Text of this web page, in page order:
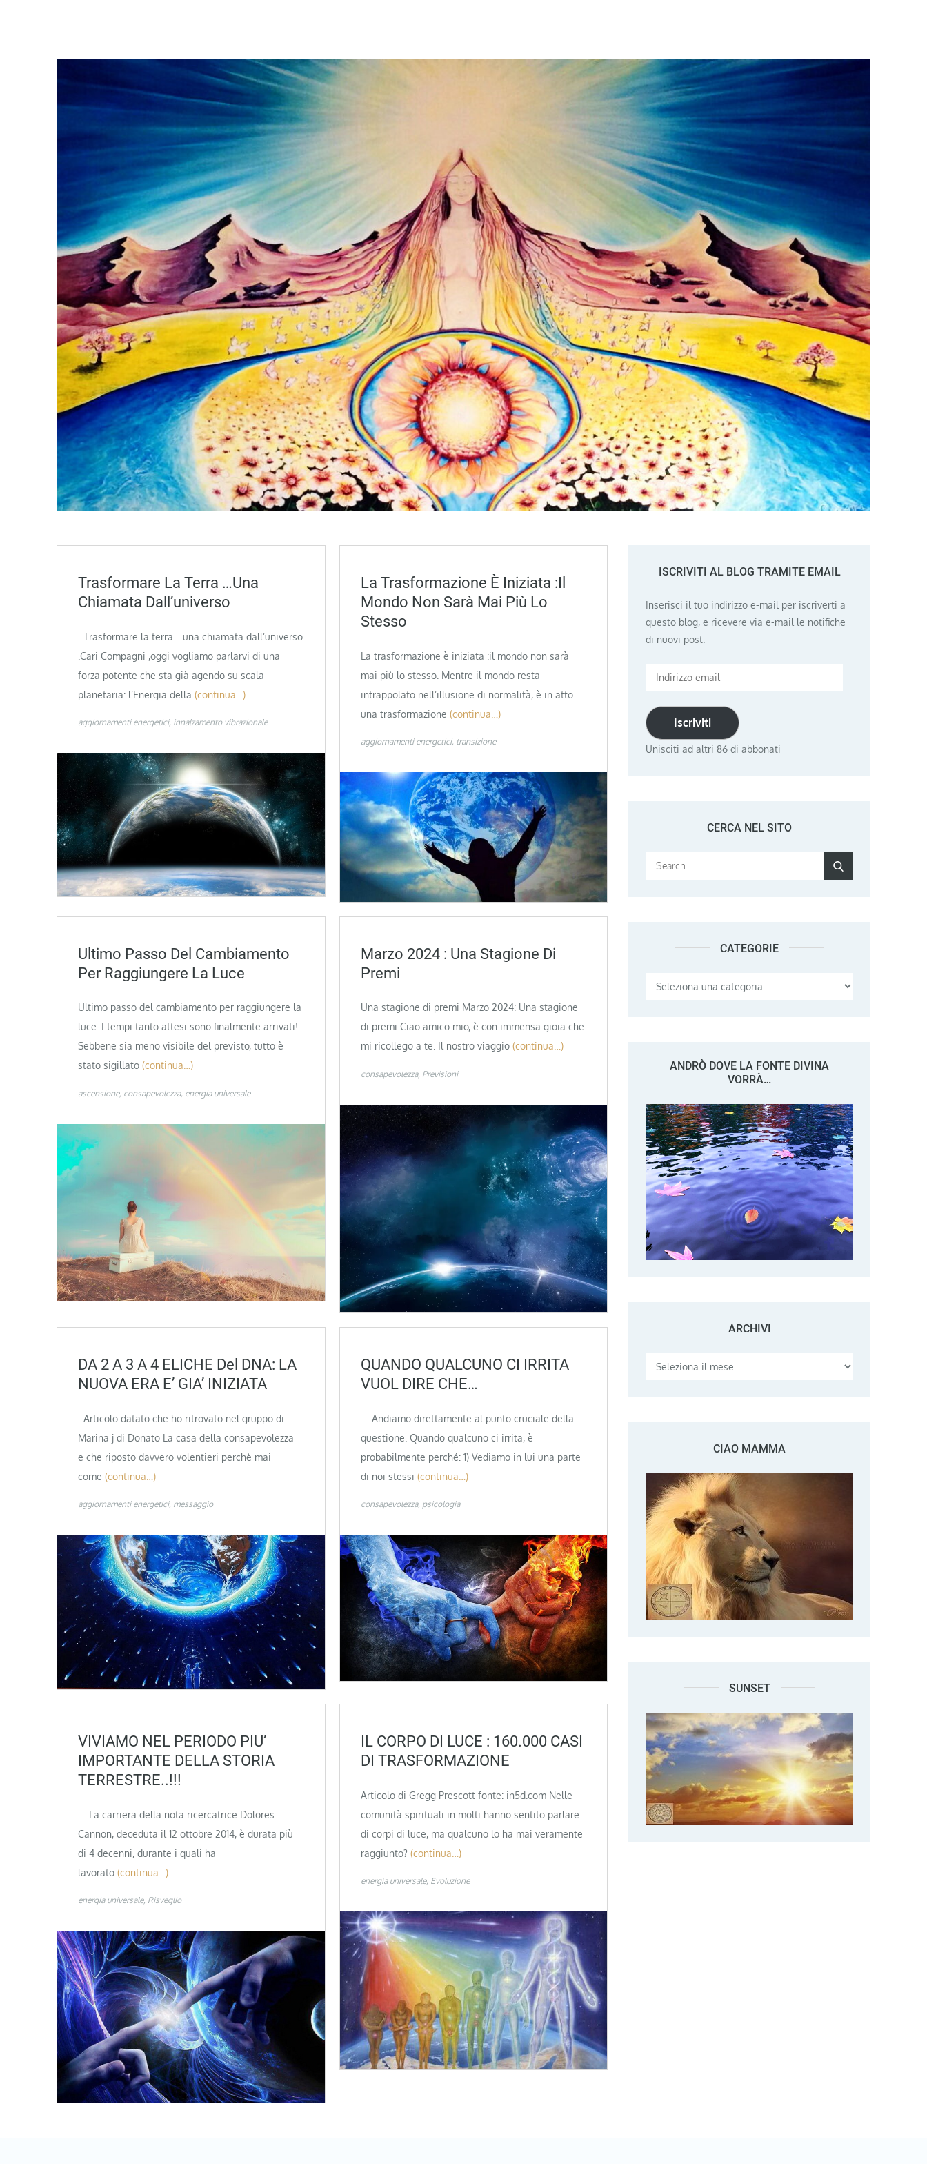
Trasformare La Terra …una
Chiamata Dall’universo
Trasformare la terra …una chiamata dall’universo
.Cari Compagni ,oggi vogliamo parlarvi di una
forza potente che sta già agendo su scala
planetaria: l’Energia della (continua…)
aggiornamenti energetici innalzamento vibrazionale
La Trasformazione È Iniziata :il
Mondo Non Sarà Mai Più Lo
Stesso
La trasformazione è iniziata :il mondo non sarà
mai più lo stesso. Mentre il mondo resta
intrappolato nell’illusione di normalità, è in atto
una trasformazione (continua…)
aggiornamenti energetici transizione
Ultimo Passo Del Cambiamento
Per Raggiungere La Luce
Ultimo passo del cambiamento per raggiungere la
luce .I tempi tanto attesi sono finalmente arrivati!
Sebbene sia meno visibile del previsto, tutto è
stato sigillato (continua…)
ascensione consapevolezza energia universale
Marzo 2024 : Una Stagione Di
Premi
Una stagione di premi Marzo 2024: Una stagione
di premi Ciao amico mio, è con immensa gioia che
mi ricollego a te. Il nostro viaggio (continua…)
consapevolezza Previsioni
DA 2 A 3 A 4 ELICHE Del DNA: LA
NUOVA ERA E’ GIA’ INIZIATA
Articolo datato che ho ritrovato nel gruppo di
Marina j di Donato La casa della consapevolezza
e che riposto davvero volentieri perchè mai
come (continua…)
aggiornamenti energetici messaggio
QUANDO QUALCUNO CI IRRITA
VUOL DIRE CHE…
Andiamo direttamente al punto cruciale della
questione. Quando qualcuno ci irrita, è
probabilmente perché: 1) Vediamo in lui una parte
di noi stessi (continua…)
consapevolezza psicologia
VIVIAMO NEL PERIODO PIU’
IMPORTANTE DELLA STORIA
TERRESTRE..!!!
La carriera della nota ricercatrice Dolores
Cannon, deceduta il 12 ottobre 2014, è durata più
di 4 decenni, durante i quali ha
lavorato (continua…)
energia universale Risveglio
IL CORPO DI LUCE : 160.000 CASI
DI TRASFORMAZIONE
Articolo di Gregg Prescott fonte: in5d.com Nelle
comunità spirituali in molti hanno sentito parlare
di corpi di luce, ma qualcuno lo ha mai veramente
raggiunto? (continua…)
energia universale Evoluzione
ISCRIVITI AL BLOG TRAMITE EMAIL
Inserisci il tuo indirizzo e-mail per iscriverti a
questo blog, e ricevere via e-mail le notifiche
di nuovi post.
Indirizzo
Iscriviti
Unisciti ad altri 86 di abbonati
CERCA NEL SITO
Search
CATEGORIE
Categorie
ANDRÒ DOVE LA FONTE DIVINA
VORRÀ…
ARCHIVI Archivi
CIAO MAMMA
SUNSET